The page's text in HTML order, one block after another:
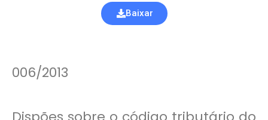
Baixar
006/2013